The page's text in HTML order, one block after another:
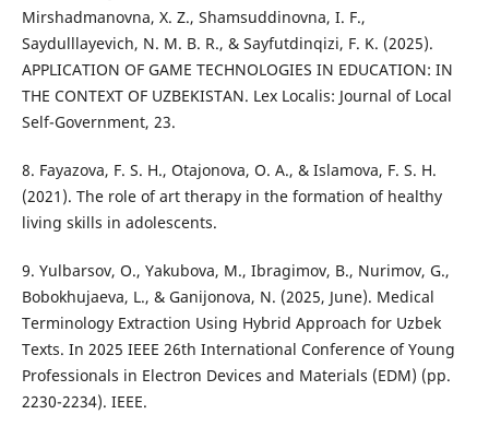
Mirshadmanovna, X. Z., Shamsuddinovna, I. F.,
Saydulllayevich, N. M. B. R., & Sayfutdinqizi, F. K. (2025).
APPLICATION OF GAME TECHNOLOGIES IN EDUCATION: IN
THE CONTEXT OF UZBEKISTAN. Lex Localis: Journal of Local
Self-Government, 23.
8. Fayazova, F. S. H., Otajonova, O. A., & Islamova, F. S. H.
(2021). The role of art therapy in the formation of healthy
living skills in adolescents.
9. Yulbarsov, O., Yakubova, M., Ibragimov, B., Nurimov, G.,
Bobokhujaeva, L., & Ganijonova, N. (2025, June). Medical
Terminology Extraction Using Hybrid Approach for Uzbek
Texts. In 2025 IEEE 26th International Conference of Young
Professionals in Electron Devices and Materials (EDM) (pp.
2230-2234). IEEE.